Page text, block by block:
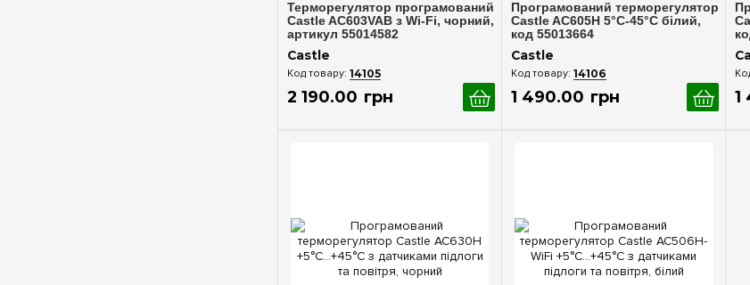
Терморегулятор програмований
Castle AC603VAB з Wi-Fi, чорний,
артикул 55014582
Castle
14105
2 190.00 грн
Програмований терморегулятор
Castle AC605H 5°С-45°C білий,
код 55013664
Castle
14106
1 490.00 грн 1